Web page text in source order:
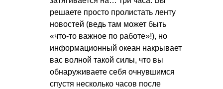
решаете просто пролистать ленту
новостей (ведь там может быть
«что-то важное по работе»!), но
информационный океан накрывает
вас волной такой силы, что вы
обнаруживаете себя очнувшимся
спустя несколько часов после